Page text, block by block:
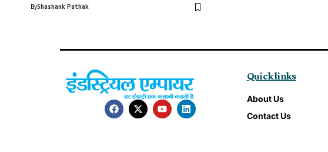
ByShashank Pathak
Quick links
About Us
Contact Us